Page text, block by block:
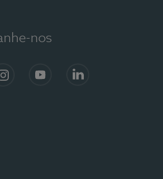
nos